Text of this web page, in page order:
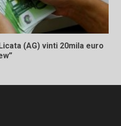
(AG) vinti 20mila euro